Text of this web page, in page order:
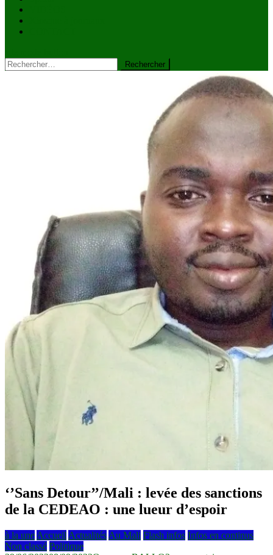
Rechercher :
‘’Sans Detour’’/Mali : levée des sanctions
de la CEDEAO : une lueur d’espoir
à la une Accueil Actualités Au Mali Flash infos Infos en continus
Non classé Politique